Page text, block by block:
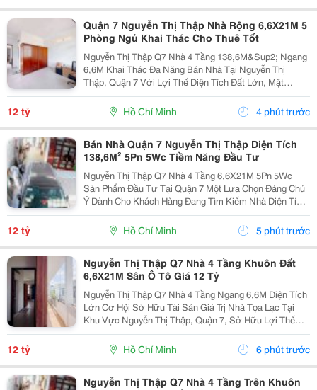
Quận 7 Nguyễn Thị Thập Nhà Rộng 6,6X21M 5
Phòng Ngủ Khai Thác Cho Thuê Tốt
Nguyễn Thị Thập Q7 Nhà 4 Tầng 138,6M&Sup2; Ngang
6,6M Khai Thác Đa Năng Bán Nhà Tại Nguyễn Thị
Thập, Quận 7 Với Lợi Thế Diện Tích Đất Lớn, Mặt
Ngang Rộng Và Kết Cấu Hoàn Chỉnh, Phù Hợp Cho
Khách Hàng Đang Tìm Kiếm Tài Sản Có Khả Năng Sử
Dụng Linh...
12 tỷ Hồ Chí Minh 4 phút trước
Bán Nhà Quận 7 Nguyễn Thị Thập Diện Tích
138,6M² 5Pn 5Wc Tiềm Năng Đầu Tư
Nguyễn Thị Thập Q7 Nhà 4 Tầng 6,6X21M 5Pn 5Wc
Sản Phẩm Đầu Tư Tại Quận 7 Một Lựa Chọn Đáng Chú
Ý Dành Cho Khách Hàng Đang Tìm Kiếm Nhà Diện Tích
Lớn Tại Quận 7, Vừa Đáp Ứng Nhu Cầu Sử Dụng Hiện
Tại Vừa Có Tiềm Năng Khai Thác Trong Tương Lai.
12 tỷ Hồ Chí Minh 5 phút trước
Nguyễn Thị Thập Q7 Nhà 4 Tầng Khuôn Đất
6,6X21M Sân Ô Tô Giá 12 Tỷ
Nguyễn Thị Thập Q7 Nhà 4 Tầng Ngang 6,6M Diện Tích
Lớn Cơ Hội Sở Hữu Tài Sản Giá Trị Nhà Tọa Lạc Tại
Khu Vực Nguyễn Thị Thập, Quận 7, Sở Hữu Lợi Thế
Khuôn Đất Rộng, Mặt Ngang Đẹp, Phù Hợp Cho Khách
Hàng Đang Tìm Kiếm Bất Động Sản Vừa Để Ở Vừa Có
12 tỷ Hồ Chí Minh 6 phút trước
Nguyễn Thị Thập Q7 Nhà 4 Tầng Trên Khuôn